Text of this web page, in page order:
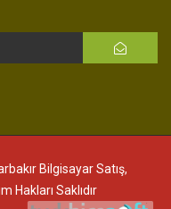
Bilgisayar Satış,
Hakları Saklıdır